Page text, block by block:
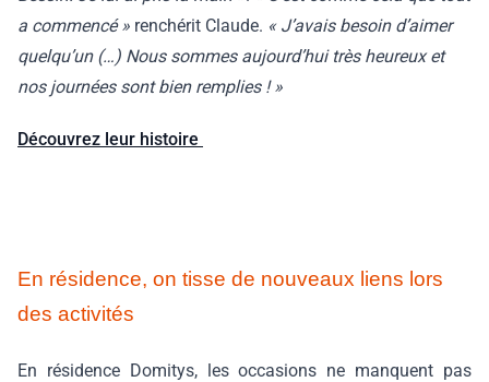
a commencé » renchérit Claude. « J’avais besoin d’aimer
quelqu’un (…) Nous sommes aujourd’hui très heureux et
nos journées sont bien remplies ! »
Découvrez leur histoire
En résidence, on tisse de nouveaux liens lors
des activités
En résidence Domitys, les occasions ne manquent pas